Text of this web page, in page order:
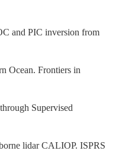
and PIC inversion from
Ocean. Frontiers in
Supervised
lidar CALIOP. ISPRS